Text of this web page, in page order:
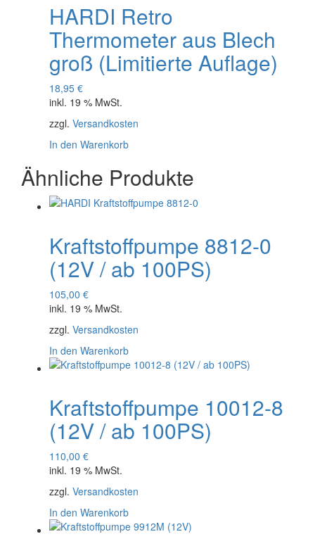
HARDI Retro
Thermometer aus Blech
groß (Limitierte Auflage)
18,95 €
inkl. 19 % MwSt.
zzgl. Versandkosten
In den Warenkorb
Ähnliche Produkte
Kraftstoffpumpe 8812-0
(12V / ab 100PS)
105,00 €
inkl. 19 % MwSt.
zzgl. Versandkosten
In den Warenkorb
Kraftstoffpumpe 10012-8
(12V / ab 100PS)
110,00 €
inkl. 19 % MwSt.
zzgl. Versandkosten
In den Warenkorb